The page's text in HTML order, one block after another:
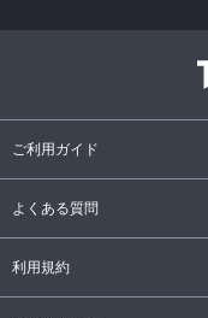
ご利用ガイド
よくある質問
利用規約